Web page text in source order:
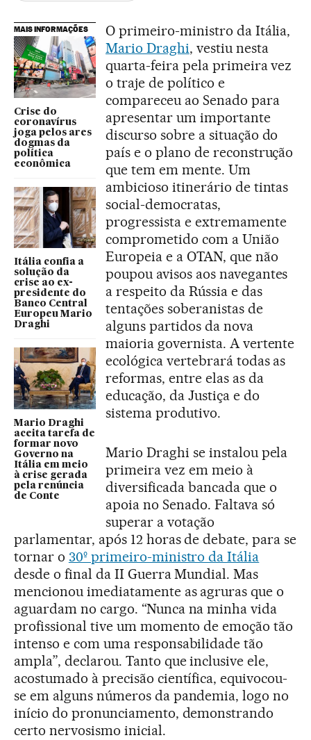
MAIS INFORMAÇÕES
Crise do
coronavírus
joga pelos ares
dogmas da
política
econômica
Itália confia a
solução da
crise ao ex-
presidente do
Banco Central
Europeu Mario
Draghi
Mario Draghi
aceita tarefa de
formar novo
Governo na
Itália em meio
à crise gerada
pela renúncia
de Conte
O primeiro-ministro da Itália,
Mario Draghi, vestiu nesta
quarta-feira pela primeira vez
o traje de político e
compareceu ao Senado para
apresentar um importante
discurso sobre a situação do
país e o plano de reconstrução
que tem em mente. Um
ambicioso itinerário de tintas
social-democratas,
progressista e extremamente
comprometido com a União
Europeia e a OTAN, que não
poupou avisos aos navegantes
a respeito da Rússia e das
tentações soberanistas de
alguns partidos da nova
maioria governista. A vertente
ecológica vertebrará todas as
reformas, entre elas as da
educação, da Justiça e do
sistema produtivo.
Mario Draghi se instalou pela
primeira vez em meio à
diversificada bancada que o
apoia no Senado. Faltava só
superar a votação
parlamentar, após 12 horas de debate, para se
tornar o 30º primeiro-ministro da Itália
desde o final da II Guerra Mundial. Mas
mencionou imediatamente as agruras que o
aguardam no cargo. “Nunca na minha vida
profissional tive um momento de emoção tão
intenso e com uma responsabilidade tão
ampla”, declarou. Tanto que inclusive ele,
acostumado à precisão científica, equivocou-
se em alguns números da pandemia, logo no
início do pronunciamento, demonstrando
certo nervosismo inicial.